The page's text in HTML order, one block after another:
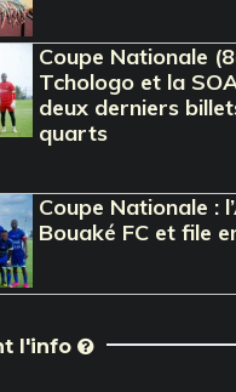
Coupe Nationale
Tchologo et la
deux derniers
quarts
Coupe Nationale :
Bouaké FC et file
l'info